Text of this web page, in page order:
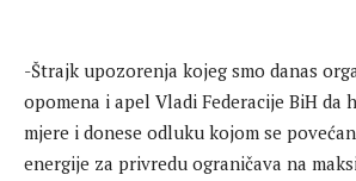
-Štrajk upozorenja kojeg smo danas
opomena i apel Vladi Federacije BiH da
mjere i donese odluku kojom se
energije za privredu ograničava na